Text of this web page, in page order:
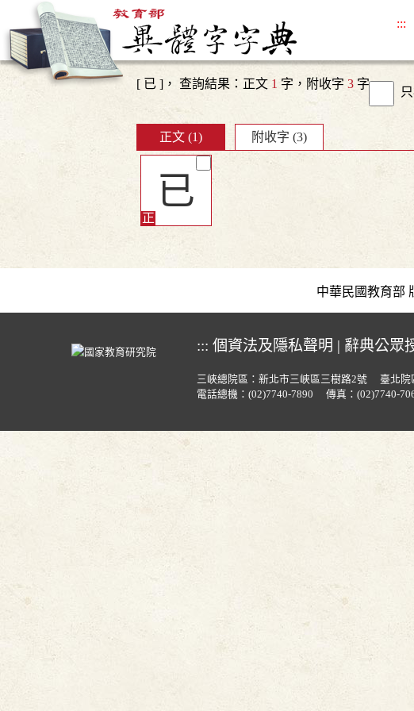
:::
[ 已 ]， 查詢結果：正文 1 字，附收字 3 字
正文 (1) 附收字 (3)
已
中華民國教育部
::: 個資法及隱私聲明 | 辭典公眾
三峽總院區：新北市三峽區三樹路2號 臺北院
電話總機：(02)7740-7890 傳真：(02)7740-